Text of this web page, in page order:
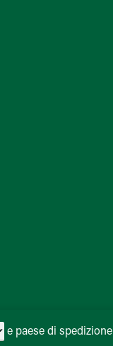
e paese di spedizione